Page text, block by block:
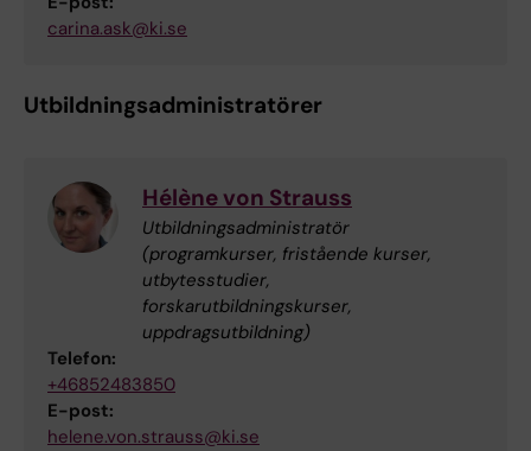
carina.ask@ki.se
Utbildningsadministratörer
Hélène von Strauss
Utbildningsadministratör
(programkurser, fristående kurser,
utbytesstudier,
forskarutbildningskurser,
uppdragsutbildning)
Telefon:
+46852483850
E-post:
helene.von.strauss@ki.se